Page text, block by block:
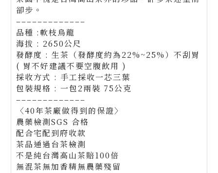
卻步。
–––––––––––––
品種 :軟枝烏龍
海拔 : 2650公尺
發酵度 : 生茶（發酵度約為22%~25%）不刮胃
( 胃不好建議不要空腹飲用 )
採收方式 : 手工採收一芯三葉
包裝規格 : 一包2兩裝 75公克
–––––––––––––
〈40年茶廠做得到的保證〉
農藥檢測SGS 合格
配合宅配到府收款
茶品通過台茶檢測
不是純台灣高山茶賠100倍
無混茶無加香精無農藥殘留